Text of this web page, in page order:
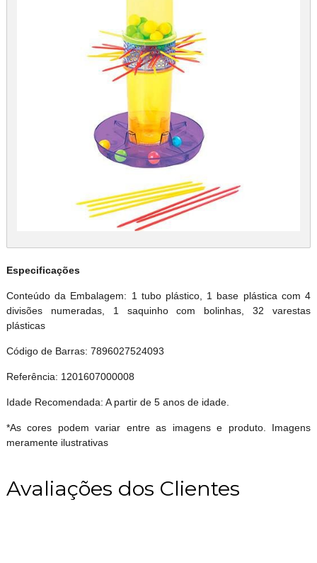
Especificações
Conteúdo da Embalagem: 1 tubo plástico, 1 base plástica com 4
divisões numeradas, 1 saquinho com bolinhas, 32 varestas
plásticas
Código de Barras: 7896027524093
Referência: 1201607000008
Idade Recomendada: A partir de 5 anos de idade.
*As cores podem variar entre as imagens e produto. Imagens
meramente ilustrativas
Avaliações dos Clientes